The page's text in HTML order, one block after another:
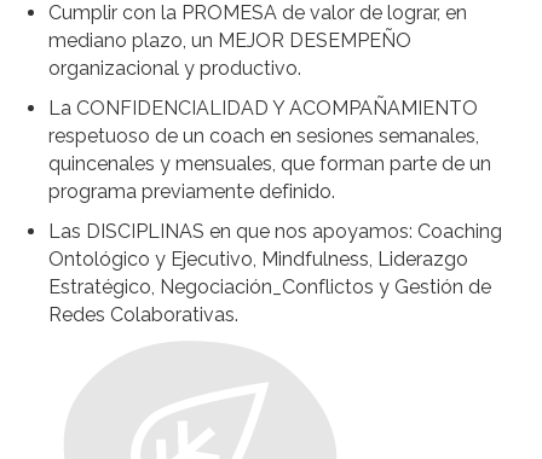
Cumplir con la PROMESA de valor de lograr, en
mediano plazo, un MEJOR DESEMPEÑO
organizacional y productivo.
La CONFIDENCIALIDAD Y ACOMPAÑAMIENTO
respetuoso de un coach en sesiones semanales,
quincenales y mensuales, que forman parte de un
programa previamente definido.
Las DISCIPLINAS en que nos apoyamos: Coaching
Ontológico y Ejecutivo, Mindfulness, Liderazgo
Estratégico, Negociación_Conflictos y Gestión de
Redes Colaborativas.